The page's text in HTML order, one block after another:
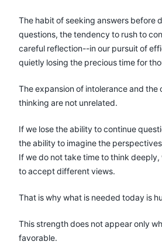
The habit of seeking answers before
questions, the tendency to rush to
careful reflection--in our pursuit of
quietly losing the precious time for
The expansion of intolerance and the
thinking are not unrelated.
If we lose the ability to continue
the ability to imagine the
If we do not take time to think
to accept different views.
That is why what is needed today is
This strength does not appear only
favorable.